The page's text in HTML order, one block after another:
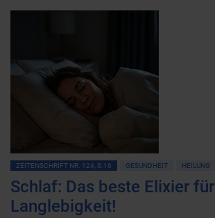
ZEITENSCHRIFT NR. 124, S.16 GESUNDHEIT HEILUNG
Schlaf: Das beste Elixier für
Langlebigkeit!